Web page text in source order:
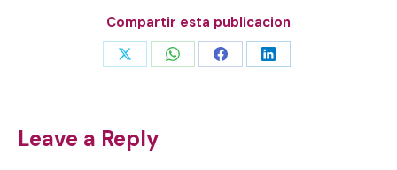
Compartir esta publicacion
Share Share Share Share
Leave a Reply